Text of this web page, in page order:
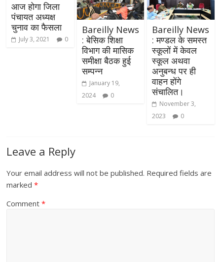
आज होगा जिला
पंचायत अध्यक्ष
चुनाव का फैसला
July 3, 2021 0
Bareilly News
: बेसिक शिक्षा
विभाग की मासिक
समीक्षा बैठक हुई
सम्पन्न
January 19,
2024
0
Bareilly News
: मण्डल के समस्त
स्कूलों में केवल
स्कूल अथवा
अनुबन्ध पर ही
वाहन होंगे
संचालित।
November 3,
2023
0
Leave a Reply
Your email address will not be published. Required fields are
marked*
Comment*